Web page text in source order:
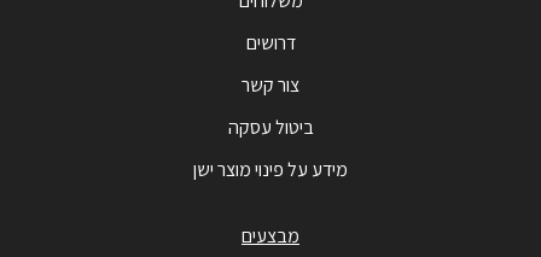
דרושים
צור קשר
ביטול עסקה
מידע על פינוי מוצר ישן
מבצעים